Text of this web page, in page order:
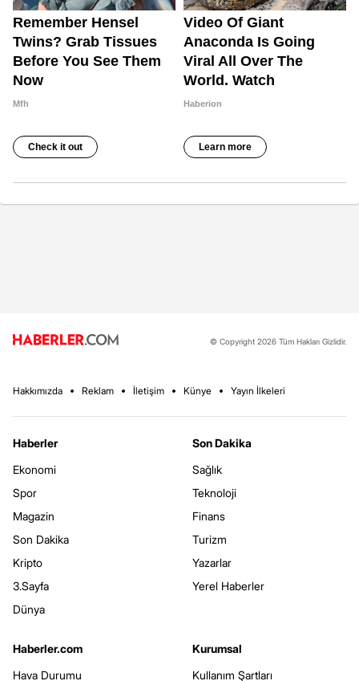
© Copyright 2026 Tüm Hakları Gizlidir.
Hakkımızda Reklam İletişim Künye Yayın İlkeleri
Haberler
Ekonomi
Spor
Magazin
Son Dakika
Kripto
3.Sayfa
Dünya
Son Dakika
Sağlık
Teknoloji
Finans
Turizm
Yazarlar
Yerel Haberler
Haberler.com
Hava Durumu
Kurumsal
Kullanım Şartları